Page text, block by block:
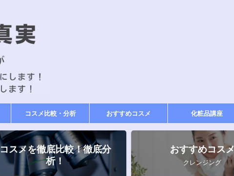
コスメ比較・分析 おすすめコスメ 化粧品講座
コスメを徹底比較！徹底分
析！
おすすめコスメ
クレンジング